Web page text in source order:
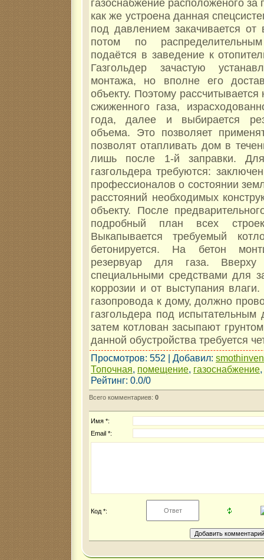
как же устроена данная
под давлением закачивается от
потом по
подаётся в заведение к
Газгольдер зачастую
монтажа, но вполне его
объекту. Поэтому
сжиженного газа,
года, далее и выбирается
объема. Это позволяет
позволят отапливать дом в
лишь после 1-й заправки.
газгольдера требуются:
профессионалов о состоянии
расстояний необходимых
объекту. После
подробный план всех
Выкапывается требуемый
бетонируется. На бетон
резервуар для газа. Вверху
специальными средствами для
коррозии и от выступания
газопровода к дому, должно
газгольдера под испытательным
затем котлован засыпают
данной обустройства требуется
Просмотров: 552 | Добавил:
Топочная, помещение, газоснабжение,
Рейтинг: 0.0/0
Всего комментариев: 0
Имя *:
Email *:
Код *: